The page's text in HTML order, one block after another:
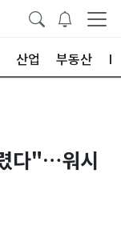
산업 부동산
다"…워시